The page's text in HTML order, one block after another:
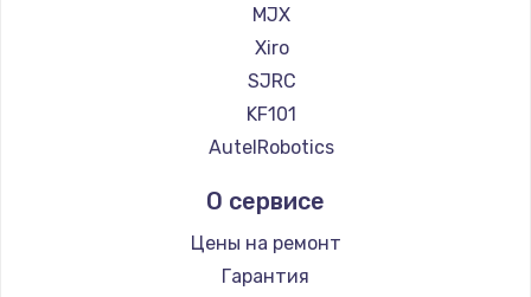
MJX
Xiro
SJRC
KF101
AutelRobotics
О сервисе
Цены на ремонт
Гарантия